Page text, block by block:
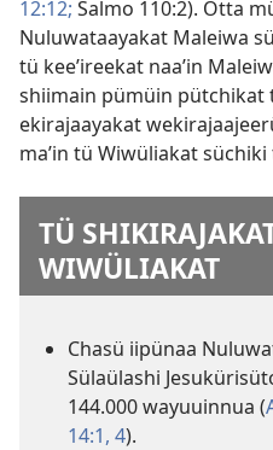
12:12; Salmo 110:2). Otta
Nuluwataayakat Maleiwa
tü keeʼireekat naaʼin
shiimain pümüin pütchikat
ekirajaayakat
maʼin tü Wiwüliakat süchiki
TÜ
WIWÜLIAKAT
Chasü iipünaa
Sülaülashi
144.000 wayuuinnua (
14:1, 4).